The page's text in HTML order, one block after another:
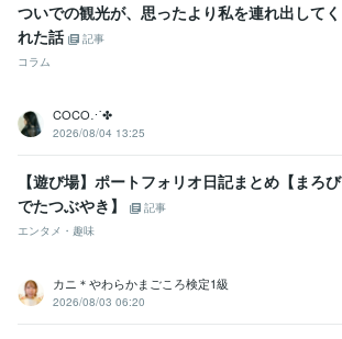
ついでの観光が、思ったより私を連れ出してく
れた話
記事
コラム
COCO⋰✤
2026/08/04 13:25
【遊び場】ポートフォリオ日記まとめ【まろび
でたつぶやき】
記事
エンタメ・趣味
カニ＊やわらかまごころ検定1級
2026/08/03 06:20